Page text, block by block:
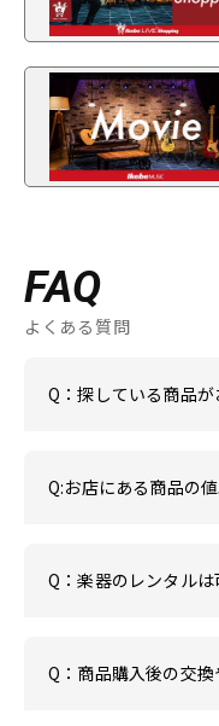
FAQ
よくある質問
Q：探している商品
Q:お店にある商品の
Q：楽器のレンタルは
Q：商品購入後の交